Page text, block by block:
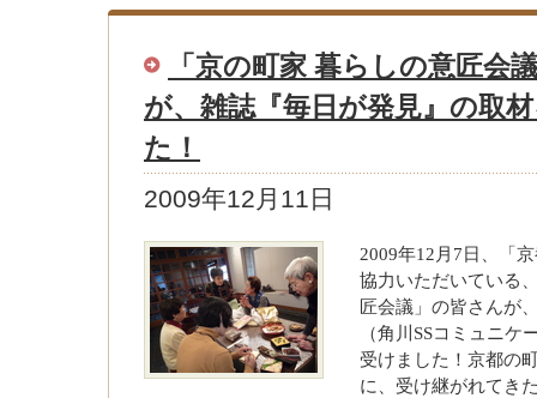
「京の町家 暮らしの意匠会
が、雑誌『毎日が発見』の取
た！
2009年12月11日
2009年12月7日、「
協力いただいている
匠会議」の皆さんが
（角川SSコミュニ
受けました！京都の
に、受け継がれてき